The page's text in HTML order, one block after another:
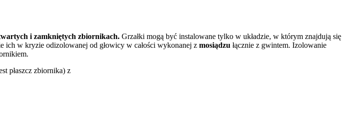
i zamkniętych zbiornikach. Grzałki mogą być instalowane tylko w układzie, w którym znajdują się
ich w kryzie odizolowanej od głowicy w całości wykonanej z mosiądzu łącznie z gwintem. Izolowanie
płaszcz zbiornika) z